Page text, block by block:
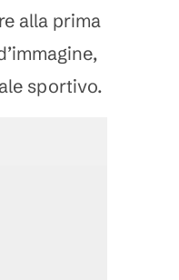
alla prima
sportivo.